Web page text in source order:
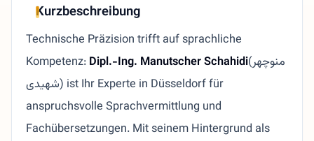
Kurzbeschreibung
Technische Präzision trifft auf sprachliche
Kompetenz:Dipl.-Ing. Manutscher Schahidi(منوچهر
شهیدی) ist Ihr Experte in Düsseldorf für
anspruchsvolle Sprachvermittlung und
Fachübersetzungen. Mit seinem Hintergrund als